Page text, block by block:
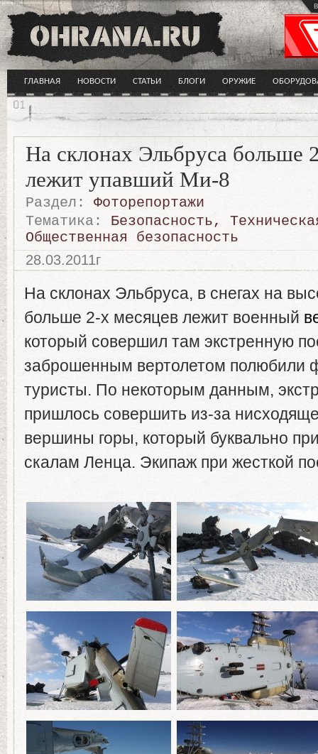
ГЛАВНАЯ НОВОСТИ СТАТЬИ БЛОГИ ОРУЖИЕ
На склонах Эльбруса больше
лежит упавший Ми-8
Раздел:
Фоторепортажи
Тематика:
Безопасность,
Общественная безопасность
28.03.2011г
На склонах Эльбруса, в снегах на
больше 2-х месяцев лежит военный
который совершил там экстренную
заброшенным вертолетом полюбили
туристы. По некоторым данным,
пришлось совершить из-за
вершины горы, который буквально
скалам Ленца. Экипаж при жесткой